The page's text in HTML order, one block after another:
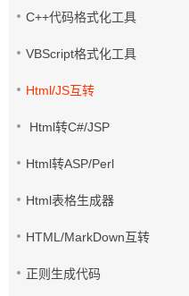
C++代码格式化工具
VBScript格式化工具
Html/JS互转
Html转C#/JSP
Html转ASP/Perl
Html表格生成器
HTML/MarkDown互转
正则生成代码